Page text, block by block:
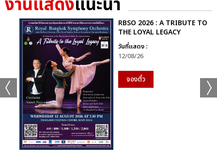
RBSO 2026 : A TRIBUTE TO
THE LOYAL LEGACY
วันที่แสดง :
12/08/26
จองตั๋ว